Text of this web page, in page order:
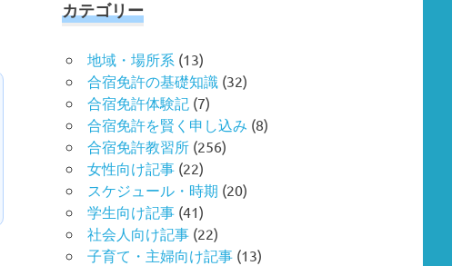
カテゴリー
地域・場所系 (13)
合宿免許の基礎知識 (32)
合宿免許体験記 (7)
合宿免許を賢く申し込み (8)
合宿免許教習所 (256)
女性向け記事 (22)
スケジュール・時期 (20)
学生向け記事 (41)
社会人向け記事 (22)
子育て・主婦向け記事 (13)